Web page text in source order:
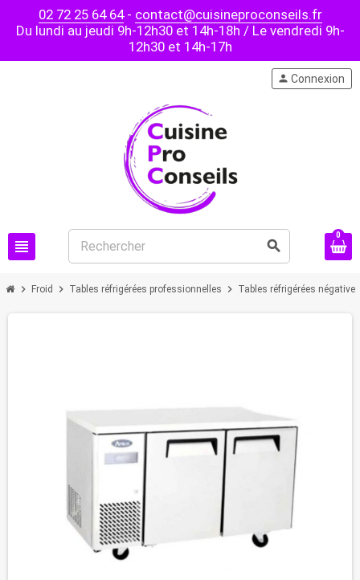
02 72 25 64 64- contact@cuisineproconseils.fr
Du lundi au jeudi 9h-12h30 et 14h-18h / Le vendredi 9h-
12h30 et 14h-17h
view_headline search
person Connexion
0
chevron_right Froid chevron_right Tables réfrigérées professionnelles chevron_right Tables réfrigérées négatives